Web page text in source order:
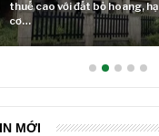
với đất bỏ hoang, hạn chế đầu
MỚI